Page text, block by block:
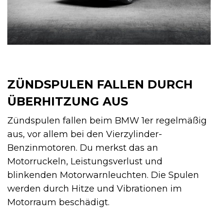
ZÜNDSPULEN FALLEN DURCH
ÜBERHITZUNG AUS
Zündspulen fallen beim BMW 1er regelmäßig
aus, vor allem bei den Vierzylinder-
Benzinmotoren. Du merkst das an
Motorruckeln, Leistungsverlust und
blinkenden Motorwarnleuchten. Die Spulen
werden durch Hitze und Vibrationen im
Motorraum beschädigt.